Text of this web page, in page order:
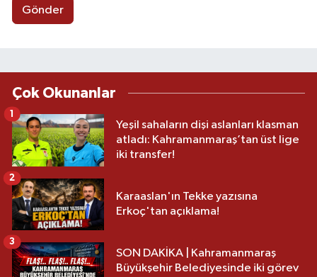
Gönder
Çok Okunanlar
Yeşil sahaların dişi aslanları klasman
atladı: Kahramanmaraş’tan üst lige
iki transfer!
1
Karaaslan'ın Tekke yazısına
Erkoç'tan açıklama!
2
SON DAKİKA | Kahramanmaraş
Büyükşehir Belediyesinde iki görev
3